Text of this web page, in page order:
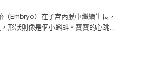
（Broad ligaments）而感到疼痛，
對於生
繃，這時準媽媽們可以考慮使用如薰
（延伸閱讀：清楚了嗎？天然與有機
安心地渡過孕期膚況的過渡期。以下
定期抽血確認甲狀腺亢進有無繼續
若抽血診斷出甲狀腺亢進，主要是以
月）可以服用普樂治
過胎盤，但對於寶寶的影響不大。
）雖可抑制甲狀腺激素的合成，但
機關能夠認證到底「天然」是什麼。
與認證單位。以我國行政院農業委員
基金會認證之有機農產品驗證機
稱 USDA）的規章，有機成分比例
週肚子還不會明顯地脹大，子宮的
的胚胎。不過準媽媽在懷孕時期的血
收足夠的養分與氧氣。 需要注
Embryo）在子宮內膜中繼續生長，
形狀則像是個小蝌蚪。寶寶的心跳
稱之為肢芽（Limb bud）。肝臟、
孕第 6 週的身體變化 懷孕第 6 週的